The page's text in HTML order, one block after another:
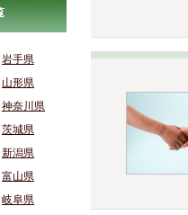
岩手県
山形県
神奈川県
茨城県
新潟県
富山県
岐阜県